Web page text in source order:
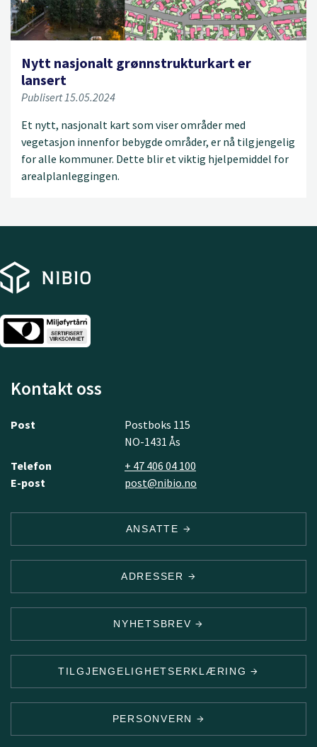
Nytt nasjonalt grønnstrukturkart er
lansert
Publisert 15.05.2024
Et nytt, nasjonalt kart som viser områder med
vegetasjon innenfor bebygde områder, er nå tilgjengelig
for alle kommuner. Dette blir et viktig hjelpemiddel for
arealplanleggingen.
Kontakt oss
Post
Postboks 115
NO-1431 Ås
Telefon
+ 47 406 04 100
E-post
post@nibio.no
ANSATTE
ADRESSER
NYHETSBREV
TILGJENGELIGHETSERKLÆRING
PERSONVERN